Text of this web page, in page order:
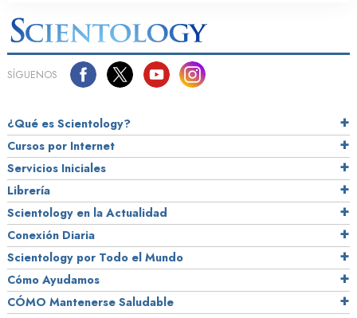
SÍGUENOS
¿Qué es Scientology?
Cursos por Internet
Servicios Iniciales
Librería
Scientology en la Actualidad
Conexión Diaria
Scientology por Todo el Mundo
Cómo Ayudamos
CÓMO Mantenerse Saludable